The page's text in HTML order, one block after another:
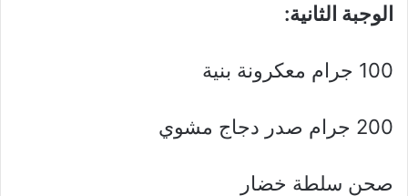
الوجبة الثانية:
100 جرام معكرونة بنية
200 جرام صدر دجاج مشوي
صحن سلطة خضار